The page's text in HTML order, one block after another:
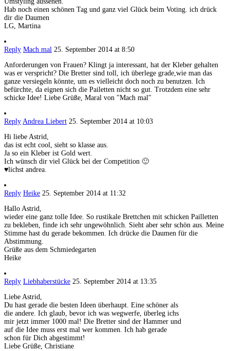
Hab noch einen schönen Tag und ganz viel Glück beim Voting. ich drück
dir die Daumen
LG, Martina
Reply Mach mal 25. September 2014 at 8:50
Anforderungen von Frauen? Klingt ja interessant, hat der Kleber gehalten
was er verspricht? Die Bretter sind toll, ich überlege grade,wie man das
ganze versiegeln könnte, um es vielleicht doch noch zu benutzen. Ich
befürchte, da eignen sich die Pailetten nicht so gut. Trotzdem eine sehr
schicke Idee! Liebe Grüße, Maral von "Mach mal"
Reply Andrea Liebert 25. September 2014 at 10:03
Hi liebe Astrid,
das ist echt cool, sieht so klasse aus.
Ja so ein Kleber ist Gold wert.
Ich wünsch dir viel Glück bei der Competition 🙂
♥lichst andrea.
Reply Heike 25. September 2014 at 11:32
Hallo Astrid,
wieder eine ganz tolle Idee. So rustikale Brettchen mit schicken Pailletten
zu bekleben, finde ich sehr ungewöhnlich. Sieht aber sehr schön aus. Meine
Stimme hast du gerade bekommen. Ich drücke die Daumen für die
Abstimmung.
Grüße aus dem Schmiedegarten
Heike
Reply Liebhaberstücke 25. September 2014 at 13:35
Liebe Astrid,
Du hast gerade die besten Ideen überhaupt. Eine schöner als
die andere. Ich glaub, bevor ich was wegwerfe, überleg ichs
mir jetzt immer 1000 mal! Die Bretter sind der Hammer und
auf die Idee muss erst mal wer kommen. Ich hab gerade
schon für Dich abgestimmt!
Liebe Grüße, Christiane